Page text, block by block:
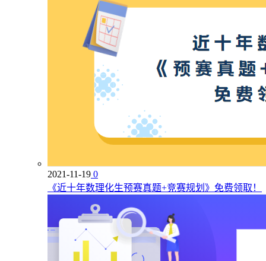
2021-11-19 0
《近十年数理化生预赛真题+竞赛规划》免费领取！